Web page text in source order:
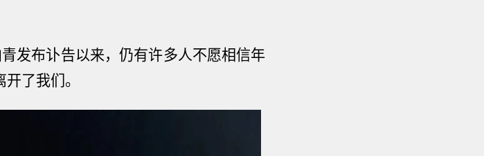
发布讣告以来，仍有许多人不愿相信年
了我们。